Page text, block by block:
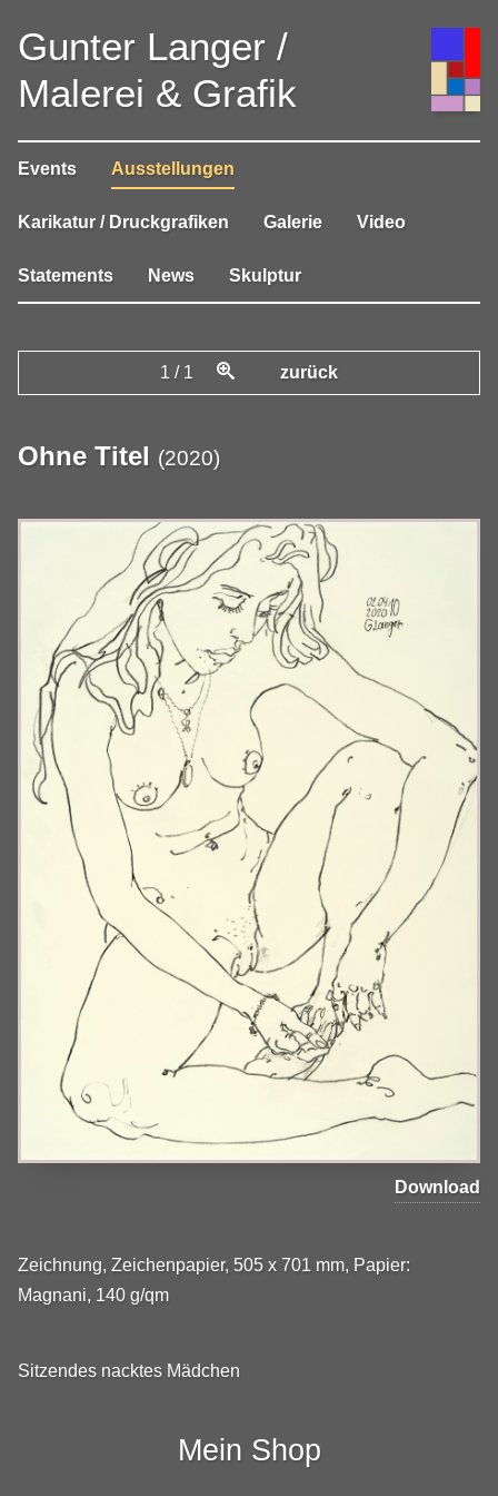
Gunter Langer /
Malerei & Grafik
Events Ausstellungen
Karikatur / Druckgrafiken Galerie Video
Statements News Skulptur
1 / 1 zurück
Ohne Titel (2020)
Download
Zeichnung, Zeichenpapier, 505 x 701 mm, Papier:
Magnani, 140 g/qm
Sitzendes nacktes Mädchen
Mein Shop